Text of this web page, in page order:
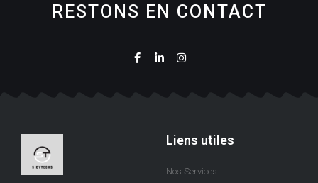
RESTONS EN CONTACT
Liens utiles
Nos Services